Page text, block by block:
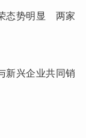
态势明显 两家
兴企业共同销